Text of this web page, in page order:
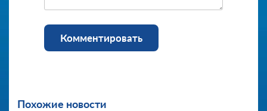
Комментировать
Похожие новости